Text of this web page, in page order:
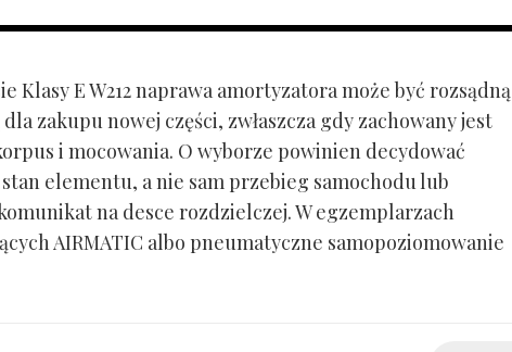
Klasy E W212 naprawa amortyzatora może być rozsądną
zakupu nowej części, zwłaszcza gdy zachowany jest
i mocowania. O wyborze powinien decydować
elementu, a nie sam przebieg samochodu lub
na desce rozdzielczej. W egzemplarzach
AIRMATIC albo pneumatyczne samopoziomowanie